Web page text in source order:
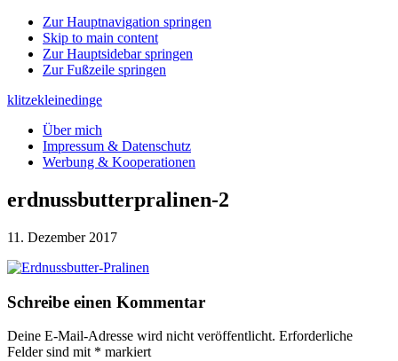
Zur Hauptnavigation springen
Skip to main content
Zur Hauptsidebar springen
Zur Fußzeile springen
klitzekleinedinge
Über mich
Impressum & Datenschutz
Werbung & Kooperationen
erdnussbutterpralinen-2
11. Dezember 2017
Leser-
Schreibe einen Kommentar
Deine E-Mail-Adresse wird nicht veröffentlicht. Erforderliche
Felder sind mit * markiert